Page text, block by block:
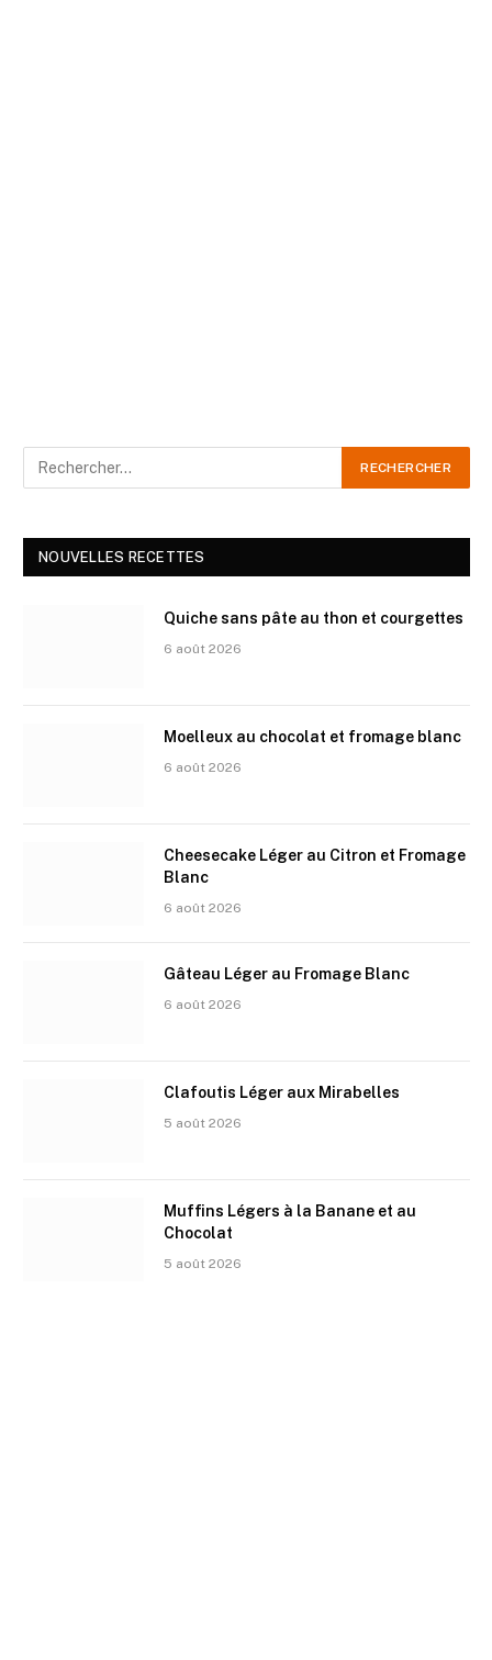
NOUVELLES RECETTES
Quiche sans pâte au thon et courgettes
6 août 2026
Moelleux au chocolat et fromage blanc
6 août 2026
Cheesecake Léger au Citron et Fromage
Blanc
6 août 2026
Gâteau Léger au Fromage Blanc
6 août 2026
Clafoutis Léger aux Mirabelles
5 août 2026
Muffins Légers à la Banane et au
Chocolat
5 août 2026